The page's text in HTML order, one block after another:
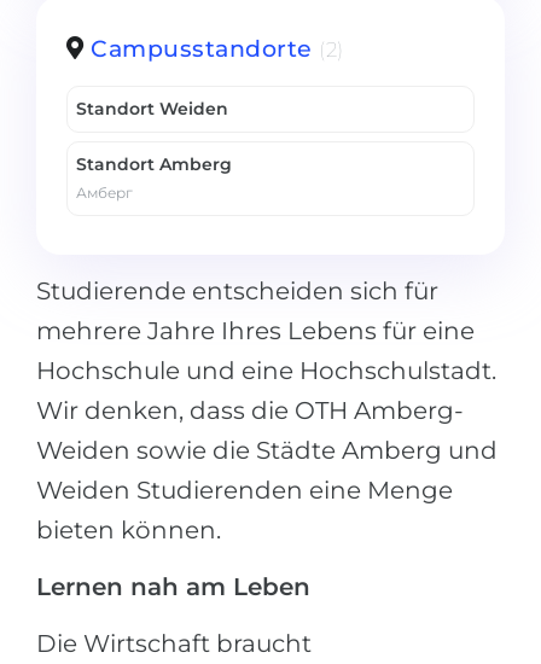
Campusstandorte (2)
Standort Weiden
Standort Amberg
Амберг
Studierende entscheiden sich für
mehrere Jahre Ihres Lebens für eine
Hochschule und eine Hochschulstadt.
Wir denken, dass die OTH Amberg-
Weiden sowie die Städte Amberg und
Weiden Studierenden eine Menge
bieten können.
Lernen nah am Leben
Die Wirtschaft braucht